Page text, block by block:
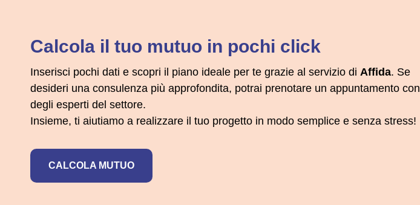
Inserisci pochi dati e scopri il piano ideale per te grazie al servizio di Affida. Se
desideri una consulenza più approfondita, potrai prenotare un appuntamento con
degli esperti del settore.
Insieme, ti aiutiamo a realizzare il tuo progetto in modo semplice e senza stress!
CALCOLA MUTUO
Calcola il tuo mutuo in pochi click